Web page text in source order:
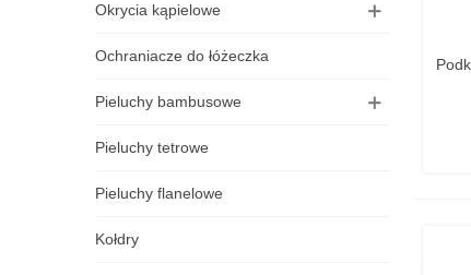
Okrycia kąpielowe
Ochraniacze do łóżeczka
Pieluchy bambusowe
Pieluchy tetrowe
Pieluchy flanelowe
Kołdry